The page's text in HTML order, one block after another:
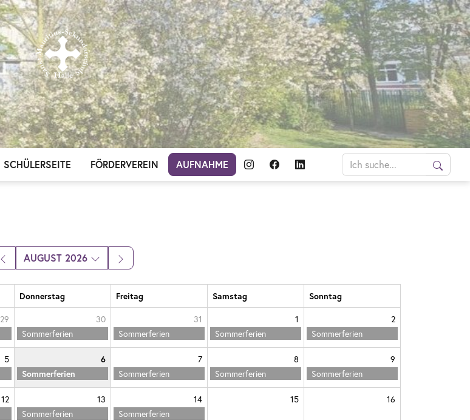
SCHÜLERSEITE FÖRDERVEREIN AUFNAHME
AUGUST 2026
Donnerstag Freitag Samstag
Sonntag
29
30
Sommerferien
31
Sommerferien
1
Sommerferien
2
Sommerferien
5
6
Sommerferien
7
Sommerferien
8
Sommerferien
9
Sommerferien
12
13
Sommerferien
14
Sommerferien
15 16